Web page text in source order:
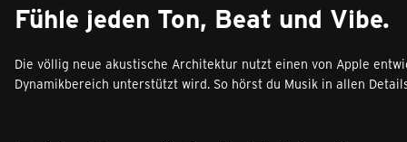
Fühle jeden Ton, Beat und Vibe.
Die völlig neue akustische Architektur nutzt einen von Apple
Dynamikbereich unterstützt wird. So hörst du Musik in allen